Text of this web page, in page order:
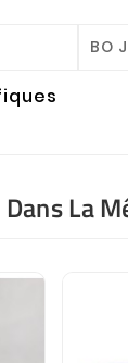
BO
La